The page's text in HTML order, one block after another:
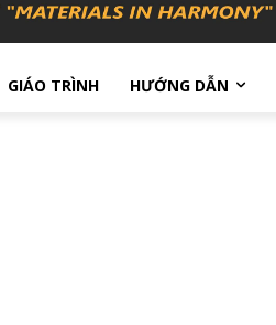
GIÁO TRÌNH HƯỚNG DẪN